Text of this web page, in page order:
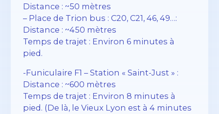
Distance : ~50 mètres
– Place de Trion bus : C20, C21, 46, 49…:
Distance : ~450 mètres
Temps de trajet : Environ 6 minutes à
pied.
-Funiculaire F1 – Station « Saint-Just » :
Distance : ~600 mètres
Temps de trajet : Environ 8 minutes à
pied. (De là, le Vieux Lyon est à 4 minutes